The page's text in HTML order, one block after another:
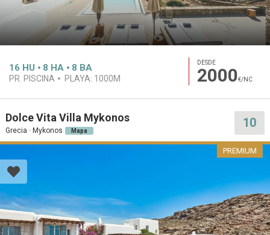
16 HU 8 HA 8 BA
PR. PISCINA PLAYA: 1000M
DESDE
2000€/NC
Dolce Vita Villa Mykonos
Grecia · Mykonos Mapa
10
PREMIUM